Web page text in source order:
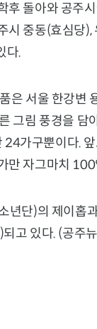
후 돌아와 공주
시 중동(효심당
다.
은 서울 한강변
그림 풍경을
가구뿐이다. 앞
만 자그마치
년단)의 제이홉
되고 있다. (공주